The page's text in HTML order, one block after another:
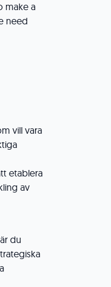
make a
need
vill vara
etablera
av
du